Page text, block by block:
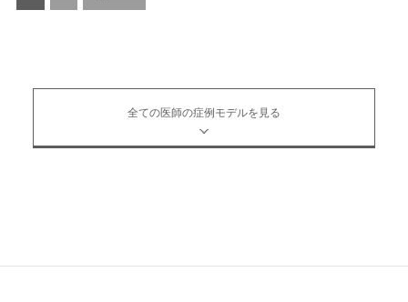
全ての医師の症例モデルを見る